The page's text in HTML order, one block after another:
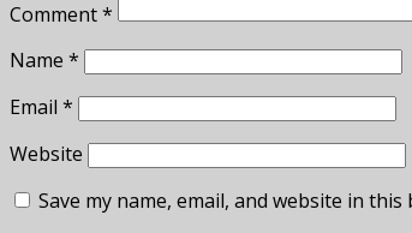
Comment*
Name *
Email *
Website
Save my name, email, and website in